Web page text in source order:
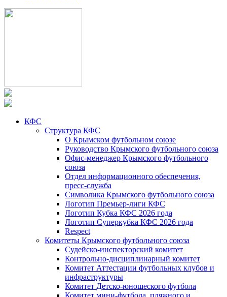
КФС
Структура КФС
О Крымском футбольном союзе
Руководство Крымского футбольного союза
Офис-менеджер Крымского футбольного
союза
Отдел информационного обеспечения,
пресс-служба
Символика Крымского футбольного союза
Логотип Премьер-лиги КФС
Логотип Кубка КФС 2026 года
Логотип Суперкубка КФС 2026 года
Respect
Комитеты Крымского футбольного союза
Судейско-инспекторский комитет
Контрольно-дисциплинарный комитет
Комитет Аттестации футбольных клубов и
инфраструктуры
Комитет Детско-юношеского футбола
Комитет мини-футбола, пляжного и